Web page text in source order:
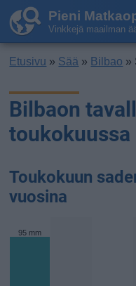
Pieni
Vinkkejä maailman
Etusivu » Sää » Bilbao »
Bilbaon
toukokuussa
Toukokuun
vuosina
95 mm